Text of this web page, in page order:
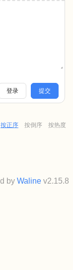
登录 提交
按正序 按倒序 按热度
by Waline v2.15.8